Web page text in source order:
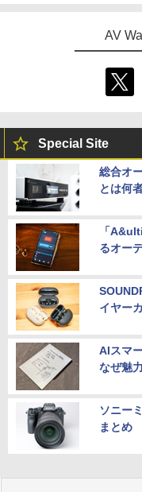
AV
Special Site
総合オ
とは何
「
るオー
イヤー
AIスマ
なぜ魅
ソニー
まとめ